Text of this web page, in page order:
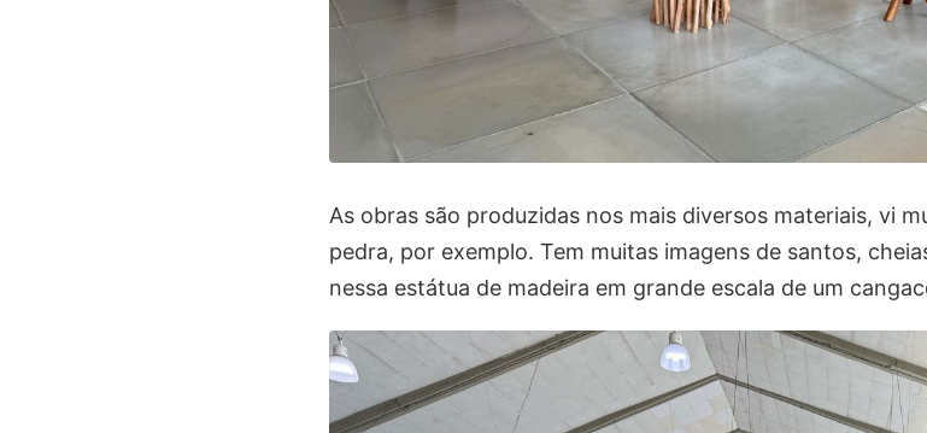
As obras são produzidas nos mais diversos materiais, vi
pedra, por exemplo. Tem muitas imagens de santos,
nessa estátua de madeira em grande escala de um